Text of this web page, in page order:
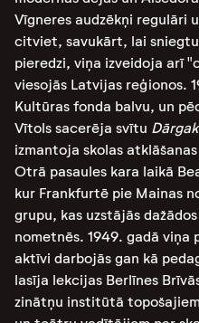
Vīgneres audzēkņi regulāri
citviet, savukārt, lai
pieredzi, viņa izveidoja arī
viesojās Latvijas reģionos.
Kultūras fonda balvu, un
Vītols sacerēja svītu
izmantoja skolas
Otrā pasaules kara laikā
kur Frankfurtē pie Mainas
grupu, kas uzstājās
nometnēs. 1949. gadā viņa
aktīvi darbojās gan kā
lasīja lekcijas Berlīnes
zinātņu institūtā